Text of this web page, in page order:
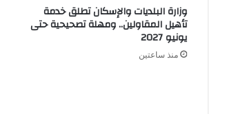
وزارة البلديات والإسكان تطلق خدمة
تأهيل المقاولين.. ومهلة تصحيحية حتى
يونيو 2027
منذ ساعتين